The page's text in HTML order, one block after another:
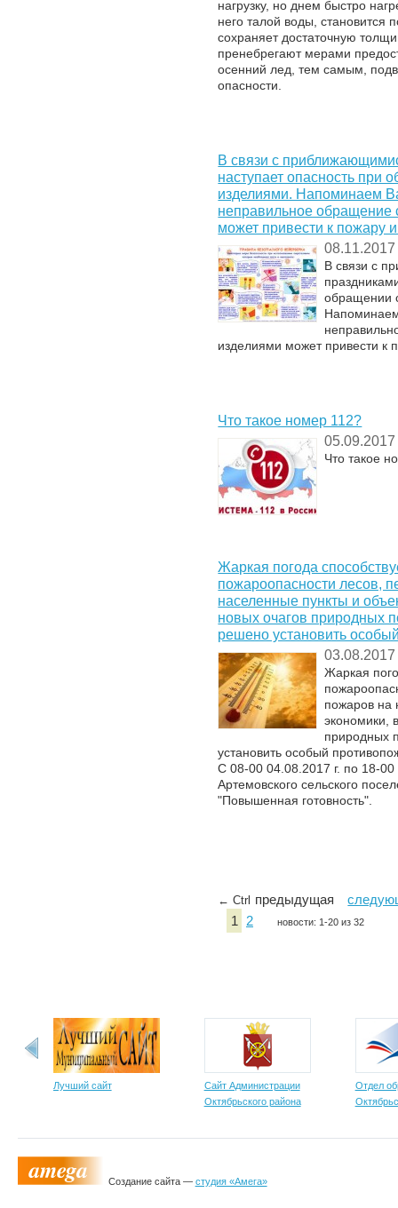
нагрузку, но днем быстро
него талой воды, становится
сохраняет достаточную
пренебрегают мерами
осенний лед, тем самым,
опасности.
В связи с
наступает опасность при
изделиями. Напоминаем
неправильное обращение
может привести к пожару
08.11.2017
В связи с
обращении
изделиями может привести к
Что такое номер 112?
05.09.2017
Что такое
Жаркая погода
пожароопасности лесов,
населенные пункты и
новых очагов природных
решено установить
03.08.2017
Жаркая
пожаров на
экономики,
природных
установить особый
С 08-00 04.08.2017 г. по 18-
Артемовского сельского
"Повышенная готовность".
← Ctrl предыдущая
1
2 новости: 1-20 из 32
Лучший сайт
Сайт Администрации
Октябрьского района
Отдел
Создание сайта — студия «Амега»